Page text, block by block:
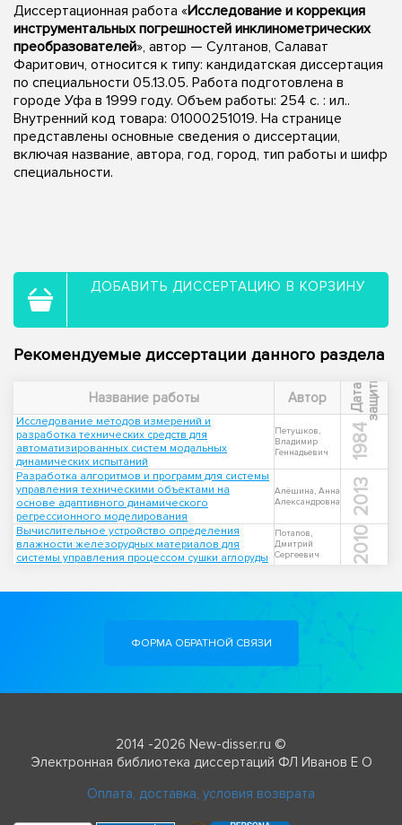
Диссертационная работа «Исследование и коррекция
инструментальных погрешностей инклинометрических
преобразователей», автор — Султанов, Салават
Фаритович, относится к типу: кандидатская диссертация
по специальности 05.13.05. Работа подготовлена в
городе Уфа в 1999 году. Объем работы: 254 с. : ил..
Внутренний код товара: 01000251019. На странице
представлены основные сведения о диссертации,
включая название, автора, год, город, тип работы и шифр
специальности.
ДОБАВИТЬ ДИССЕРТАЦИЮ В КОРЗИНУ
Рекомендуемые диссертации данного раздела
Название работы Автор Д
а
т
а
з
а
щ
и
т ы
Исследование методов измерений и
разработка технических средств для
автоматизированных систем модальных
динамических испытаний
Петушков,
Владимир
Геннадьевич
1984
Разработка алгоритмов и программ для системы
управления техническими объектами на
основе адаптивного динамичеcкого
регрессионного моделирования
Алёшина, Анна
Александровна
2013
Вычислительное устройство определения
влажности железорудных материалов для
системы управления процессом сушки аглоруды
Потапов,
Дмитрий
Сергеевич
2010
ФОРМА ОБРАТНОЙ СВЯЗИ
2014 -2026 New-disser.ru ©
Электронная библиотека диссертаций ФЛ Иванов Е О
Оплата, доставка, условия возврата